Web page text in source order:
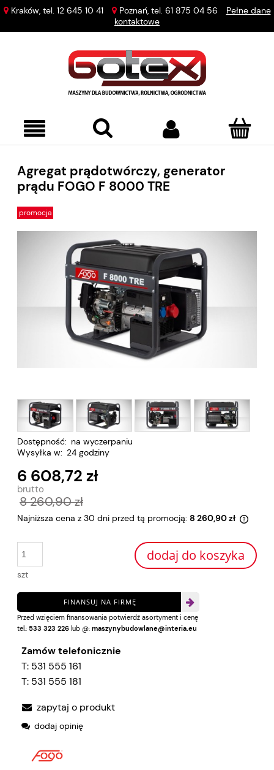
Kraków, tel. 12 645 10 41 Poznań, tel. 61 875 04 56
Pełne dane
kontaktowe
Agregat prądotwórczy, generator
prądu FOGO F 8000 TRE
promocja
Dostępność: na wyczerpaniu
Wysyłka w: 24 godziny
6 608,72 zł
8 260,90 zł
Najniższa cena z 30 dni przed tą promocją: 8 260,90 zł
szt
dodaj do koszyka
FINANSUJ NA FIRMĘ
Przed wzięciem finansowania potwierdź asortyment i cenę
tel.: 533 323 226 lub @: maszynybudowlane@interia.eu
Zamów telefonicznie
T: 531 555 161
T: 531 555 181
zapytaj o produkt
dodaj opinię